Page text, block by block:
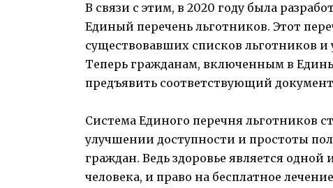
В связи с этим, в 2020 году была
Единый перечень льготников. Этот
существовавших списков льготников
Теперь гражданам, включенным в
предъявить соответствующий
Система Единого перечня льготников
улучшении доступности и простоты
граждан. Ведь здоровье является
человека, и право на бесплатное